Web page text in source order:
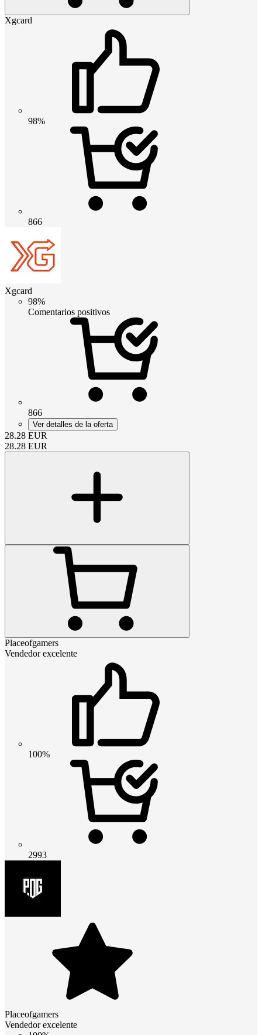
Xgcard
98%
866
Xgcard
98%
Comentarios positivos
866
Ver detalles de la oferta
28.28 EUR
28.28 EUR
Placeofgamers
Vendedor excelente
100%
2993
Placeofgamers
Vendedor excelente